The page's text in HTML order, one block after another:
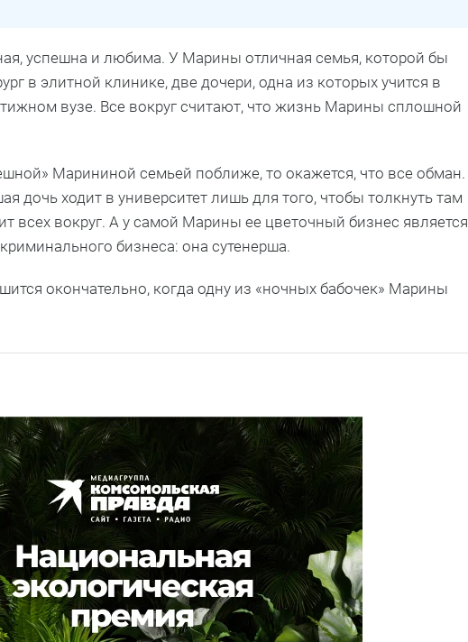
успешна и любима. У Марины отличная семья, которой бы
в элитной клинике, две дочери, одна из которых учится в
вузе. Все вокруг считают, что жизнь Марины сплошной
Марининой семьей поближе, то окажется, что все обман.
дочь ходит в университет лишь для того, чтобы толкнуть там
всех вокруг. А у самой Марины ее цветочный бизнес является
бизнеса: она сутенерша.
окончательно, когда одну из «ночных бабочек» Марины